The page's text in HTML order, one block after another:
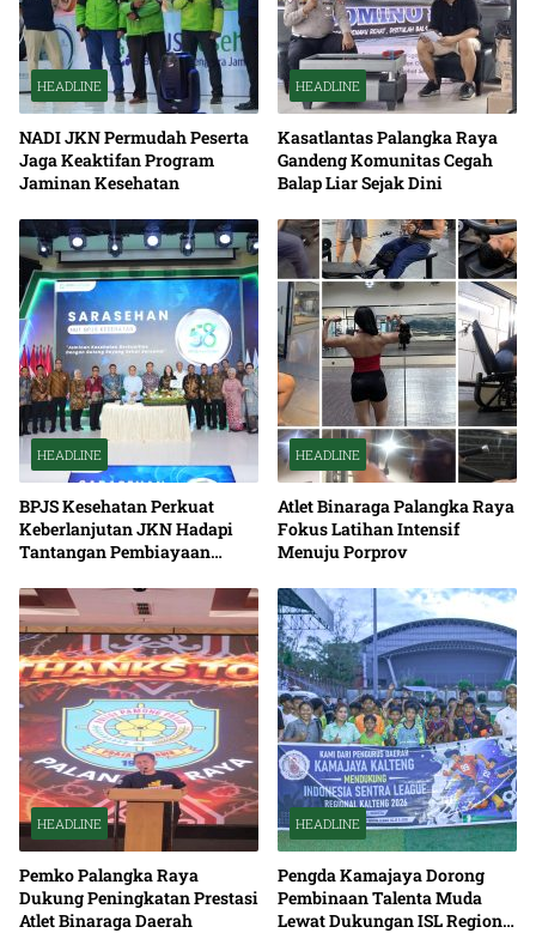
HEADLINE
NADI JKN Permudah Peserta
Jaga Keaktifan Program
Jaminan Kesehatan
HEADLINE
Kasatlantas Palangka Raya
Gandeng Komunitas Cegah
Balap Liar Sejak Dini
HEADLINE
BPJS Kesehatan Perkuat
Keberlanjutan JKN Hadapi
Tantangan Pembiayaan
HEADLINE
Atlet Binaraga Palangka Raya
Fokus Latihan Intensif
Menuju Porprov
HEADLINE
Pemko Palangka Raya
Dukung Peningkatan Prestasi
Atlet Binaraga Daerah
HEADLINE
Pengda Kamajaya Dorong
Pembinaan Talenta Muda
Lewat Dukungan ISL Regional